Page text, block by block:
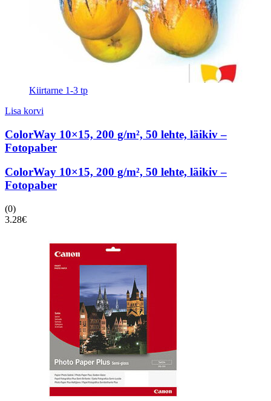
Kiirtarne 1-3 tp
Lisa korvi
ColorWay 10×15, 200 g/m², 50 lehte, läikiv –
Fotopaber
ColorWay 10×15, 200 g/m², 50 lehte, läikiv –
Fotopaber
(0)
3.28€